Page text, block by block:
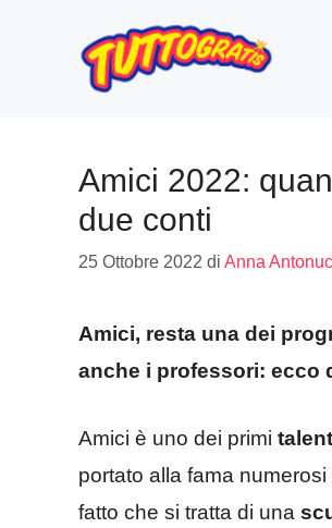
contenuto
Amici 2022:
due conti
25 Ottobre 2022 di Anna
Amici, resta una dei
anche i professori: ecco
Amici è uno dei primi
portato alla fama
fatto che si tratta di una